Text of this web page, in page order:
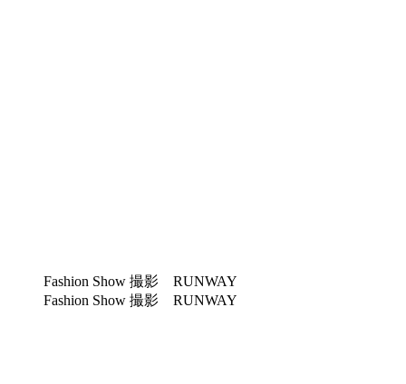
Fashion Show 撮影 RUNWAY
Fashion Show 撮影 RUNWAY